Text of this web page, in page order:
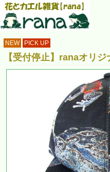
NEW PICK UP
【受付停止】ranaオリ